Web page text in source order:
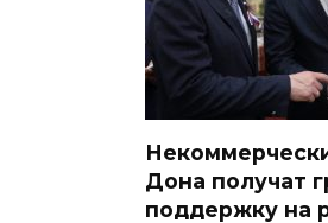
Дона получат
поддержку на